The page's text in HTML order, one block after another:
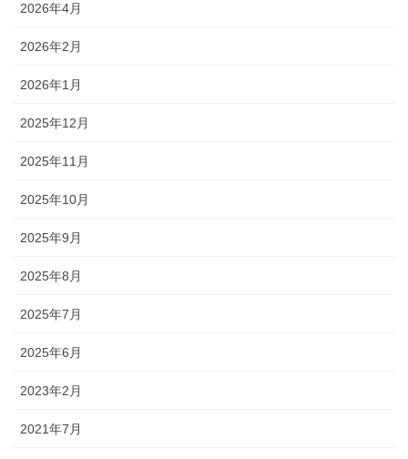
2026年4月
2026年2月
2026年1月
2025年12月
2025年11月
2025年10月
2025年9月
2025年8月
2025年7月
2025年6月
2023年2月
2021年7月